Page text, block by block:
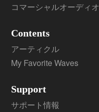
コマーシャルオーディオ
Contents
アーティクル
My Favorite Waves
Support
サポート情報